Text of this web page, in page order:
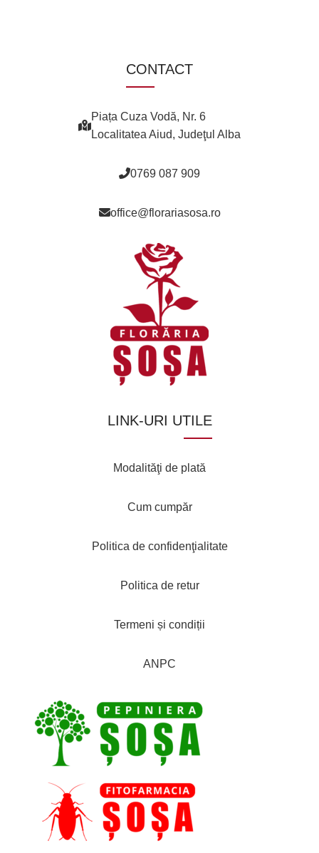
CONTACT
Piața Cuza Vodă, Nr. 6
Localitatea Aiud, Judeţul Alba
0769 087 909
office@florariasosa.ro
LINK-URI UTILE
Modalităţi de plată
Cum cumpăr
Politica de confidenţialitate
Politica de retur
Termeni și condiții
ANPC